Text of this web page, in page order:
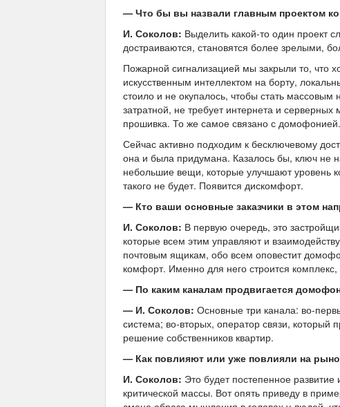
— Что бы вы назвали главным проектом
И. Соколов: Выделить какой-то один проект
достраиваются, становятся более зрелыми,
Пожарной сигнализацией мы закрыли то, что
искусственным интеллектом на борту,
стоило и не окупалось, чтобы стать
затратной, не требует интернета и
прошивка. То же самое связано с домофонией.
Сейчас активно подходим к бесключевому
она и была придумана. Казалось бы, ключ не
небольшие вещи, которые улучшают уровень
такого не будет. Появится дискомфорт.
— Кто ваши основные заказчики в этом
И. Соколов: В первую очередь, это
которые всем этим управляют и
почтовым ящикам, обо всем оповестит
комфорт. Именно для него строится
— По каким каналам продвигается
— И. Соколов: Основные три канала: во-
система; во-вторых, оператор связи,
решение собственников квартир.
— Как повлияют или уже повлияли на
И. Соколов: Это будет постепенное
критической массы. Вот опять приведу в